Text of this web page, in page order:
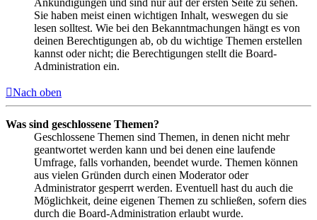
Ankündigungen und sind nur auf der ersten Seite zu sehen.
Sie haben meist einen wichtigen Inhalt, weswegen du sie
lesen solltest. Wie bei den Bekanntmachungen hängt es von
deinen Berechtigungen ab, ob du wichtige Themen erstellen
kannst oder nicht; die Berechtigungen stellt die Board-
Administration ein.
Nach oben
Was sind geschlossene Themen?
Geschlossene Themen sind Themen, in denen nicht mehr
geantwortet werden kann und bei denen eine laufende
Umfrage, falls vorhanden, beendet wurde. Themen können
aus vielen Gründen durch einen Moderator oder
Administrator gesperrt werden. Eventuell hast du auch die
Möglichkeit, deine eigenen Themen zu schließen, sofern dies
durch die Board-Administration erlaubt wurde.